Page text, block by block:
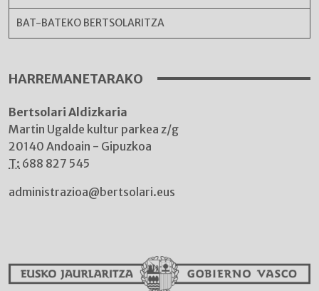
BAT-BATEKO BERTSOLARITZA
HARREMANETARAKO
Bertsolari Aldizkaria
Martin Ugalde kultur parkea z/g
20140 Andoain - Gipuzkoa
T: 688 827 545
administrazioa@bertsolari.eus